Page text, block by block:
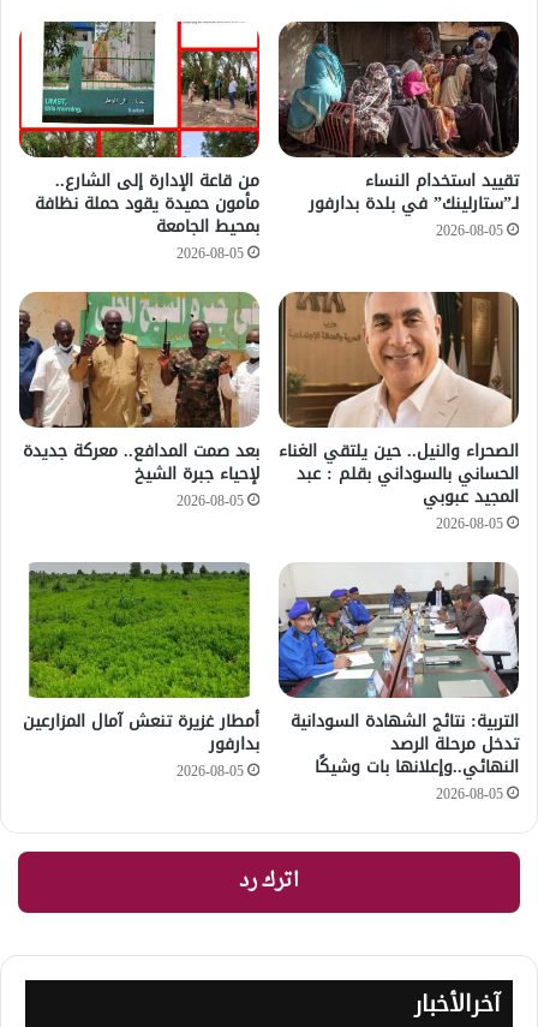
تقييد استخدام النساء
لـ”ستارلينك” في بلدة بدارفور
2026-08-05
من قاعة الإدارة إلى الشارع..
مأمون حميدة يقود حملة نظافة
بمحيط الجامعة
2026-08-05
الصحراء والنيل.. حين يلتقي الغناء
الحساني بالسوداني بقلم : عبد
المجيد عبوبي
2026-08-05
بعد صمت المدافع.. معركة جديدة
لإحياء جبرة الشيخ
2026-08-05
التربية: نتائج الشهادة السودانية
تدخل مرحلة الرصد
النهائي..وإعلانها بات وشيكًا
2026-08-05
أمطار غزيرة تنعش آمال المزارعين
بدارفور
2026-08-05
اترك رد
آخرالأخبار